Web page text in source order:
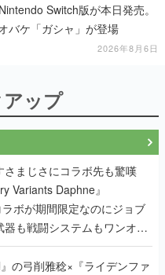
Switch版が本日発売。
バケ「ガシャ」が登場
2026年8月6日
ップ
さまじさにコラボ先も驚嘆
Variants Daphne』
ボが期間限定なのにジョブ
器も戦闘システムもワンオフ
た理由を両ディレクターに聞
』の弓削雅稔×『ライデンファ